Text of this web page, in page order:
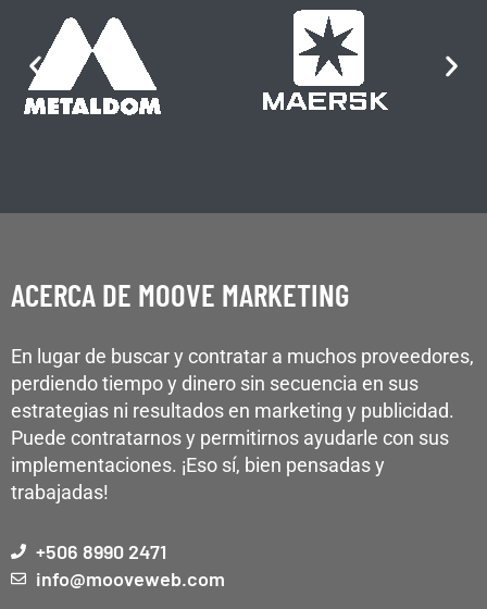
ACERCA DE MOOVE MARKETING
En lugar de buscar y contratar a muchos proveedores,
perdiendo tiempo y dinero sin secuencia en sus
estrategias ni resultados en marketing y publicidad.
Puede contratarnos y permitirnos ayudarle con sus
implementaciones. ¡Eso sí, bien pensadas y
trabajadas!
+506 8990 2471
info@mooveweb.com